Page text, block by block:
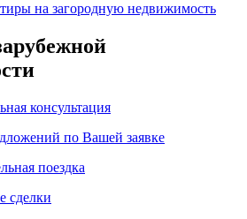
на загородную недвижимость
консультация
по Вашей заявке
поездка
сделки